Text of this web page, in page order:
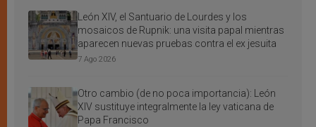
León XIV, el Santuario de Lourdes y los
mosaicos de Rupnik: una visita papal mientras
aparecen nuevas pruebas contra el ex jesuita
7 Ago 2026
Otro cambio (de no poca importancia): León
XIV sustituye integralmente la ley vaticana de
Papa Francisco